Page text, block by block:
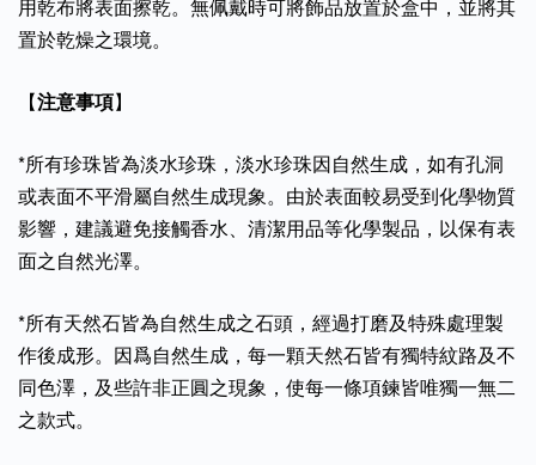
用乾布將表面擦乾。無佩戴時可將飾品放置於盒中，並將其
置於乾燥之環境。
【注意事項】
*所有珍珠皆為淡水珍珠，淡水珍珠因自然生成，如有孔洞
或表面不平滑屬自然生成現象。由於表面較易受到化學物質
影響，建議避免接觸香水、清潔用品等化學製品，以保有表
面之自然光澤。
*所有天然石皆為自然生成之石頭，經過打磨及特殊處理製
作後成形。因爲自然生成，每一顆天然石皆有獨特紋路及不
同色澤，及些許非正圓之現象，使每一條項鍊皆唯獨一無二
之款式。